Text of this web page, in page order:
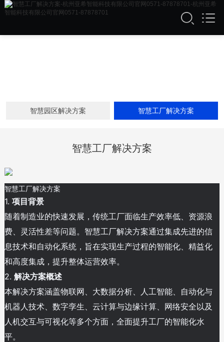
智慧园区解决方案 智慧工厂解决方案
智慧工厂解决方案
智慧工厂解决方案
1. 项目背景
随着制造业的快速发展，传统工厂面临生产效率低、资源浪
费、灵活性差等问题。智慧工厂解决方案通过集成先进的信
息技术和自动化系统，旨在实现生产过程的智能化、精益化
和高度集成，提升整体运营效率。
2. 解决方案概述
本解决方案涵盖物联网、大数据分析、人工智能、自动化与
机器人技术、数字孪生、云计算与边缘计算、网络安全以及
人机交互与可视化等多个方面，全面提升工厂的智能化水
平。